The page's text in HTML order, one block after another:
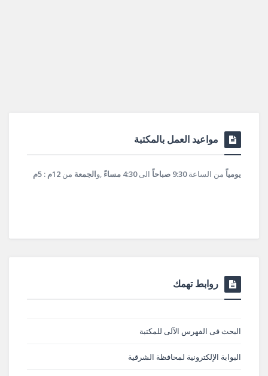
مواعيد العمل بالمكتبة
يومياً من الساعة9:30 صباحاً الى4:30 مساءً ,والجمعة من 12م : 5م
روابط تهمك
البحث فى الفهرس الآلى للمكتبة
البوابة الإلكترونية لمحافظة الشرقية